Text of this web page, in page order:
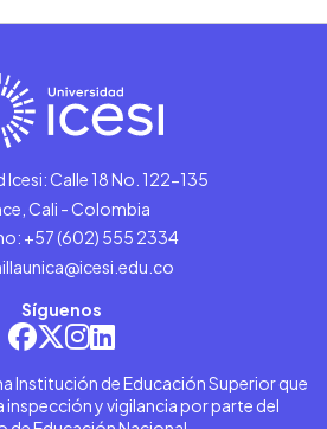
Icesi: Calle 18 No. 122-135
Cali - Colombia
+57 (602) 555 2334
Síguenos
Institución de Educación Superior que
inspección y vigilancia por parte del